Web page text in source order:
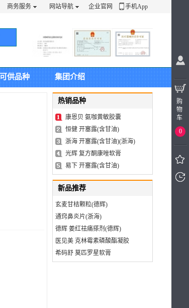
商务服务 网站导航 企业官网 手机App
可供品种 集团介绍
热销品种
康恩贝 氨咖黄敏胶囊
恒健 开塞露(含甘油)
浙海 开塞露(含甘油)(浙海)
光辉 复方酮康唑软膏
易下 开塞露(含甘油)
新品推荐
玄麦甘桔颗粒(德辉)
通窍鼻炎片(浙海)
德辉 姜红祛痛搽剂(德辉)
医见美 克林霉素磷酸酯凝胶
希码舒 莫匹罗星软膏
购
物
车
0